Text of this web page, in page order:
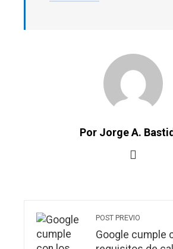
Por Jorge A.
POST PREVIO
Google cumple